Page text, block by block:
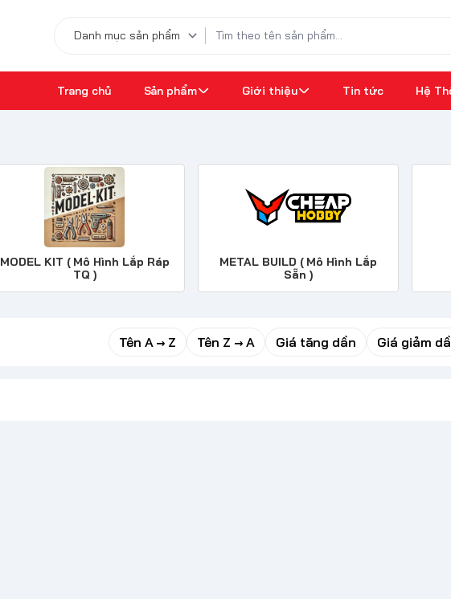
Trang chủ Sản phẩm Giới thiệu Tin tức Hệ
MODEL KIT ( Mô Hình Lắp Ráp
TQ )
METAL BUILD ( Mô Hình Lắp
Sẵn )
Tên A → Z Tên Z → A Giá tăng dần Giá giảm